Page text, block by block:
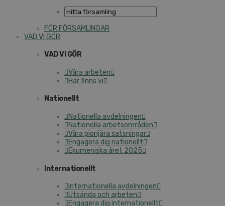
FÖR FÖRSAMLINGAR
VAD VI GÖR
VAD VI GÖR
Våra arbeten
Här finns vi
Nationellt
Nationella avdelningen
Nationella arbetsområden
Våra pionjära satsningar
Engagera dig nationellt
Ekumeniska året 2025
Internationellt
Internationella avdelningen
Utsända och arbeten
Engagera dig internationellt